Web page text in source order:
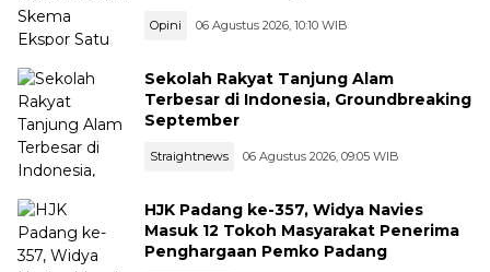
Opini 06 Agustus 2026, 10:10 WIB
Sekolah Rakyat Tanjung Alam
Terbesar di Indonesia, Groundbreaking
September
Straightnews 06 Agustus 2026, 09:05 WIB
HJK Padang ke-357, Widya Navies
Masuk 12 Tokoh Masyarakat Penerima
Penghargaan Pemko Padang